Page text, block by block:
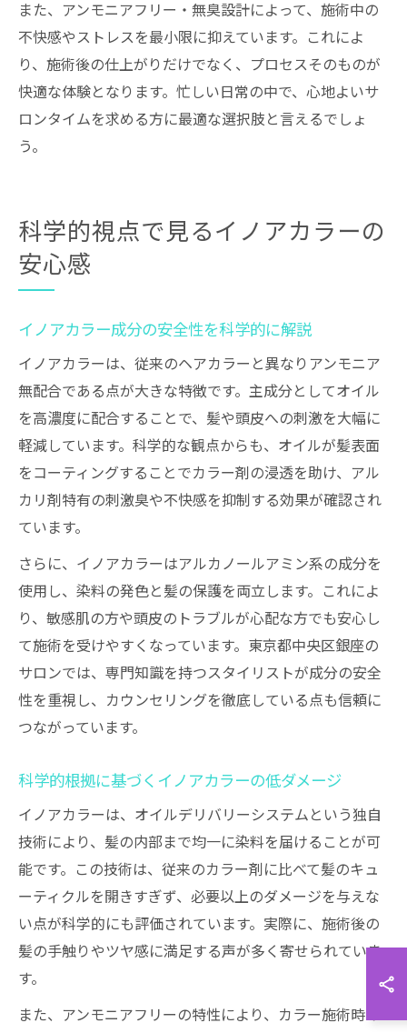
また、アンモニアフリー・無臭設計によって、施術中の
不快感やストレスを最小限に抑えています。これによ
り、施術後の仕上がりだけでなく、プロセスそのものが
快適な体験となります。忙しい日常の中で、心地よいサ
ロンタイムを求める方に最適な選択肢と言えるでしょ
う。
科学的視点で見るイノアカラーの
安心感
イノアカラー成分の安全性を科学的に解説
イノアカラーは、従来のヘアカラーと異なりアンモニア
無配合である点が大きな特徴です。主成分としてオイル
を高濃度に配合することで、髪や頭皮への刺激を大幅に
軽減しています。科学的な観点からも、オイルが髪表面
をコーティングすることでカラー剤の浸透を助け、アル
カリ剤特有の刺激臭や不快感を抑制する効果が確認され
ています。
さらに、イノアカラーはアルカノールアミン系の成分を
使用し、染料の発色と髪の保護を両立します。これによ
り、敏感肌の方や頭皮のトラブルが心配な方でも安心し
て施術を受けやすくなっています。東京都中央区銀座の
サロンでは、専門知識を持つスタイリストが成分の安全
性を重視し、カウンセリングを徹底している点も信頼に
つながっています。
科学的根拠に基づくイノアカラーの低ダメージ
イノアカラーは、オイルデリバリーシステムという独自
技術により、髪の内部まで均一に染料を届けることが可
能です。この技術は、従来のカラー剤に比べて髪のキュ
ーティクルを開きすぎず、必要以上のダメージを与えな
い点が科学的にも評価されています。実際に、施術後の
髪の手触りやツヤ感に満足する声が多く寄せられていま
す。
また、アンモニアフリーの特性により、カラー施術時の